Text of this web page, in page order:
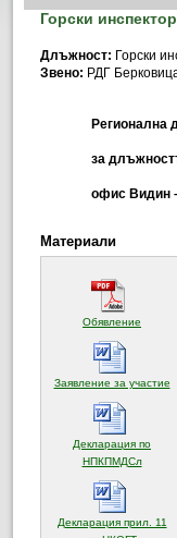
Горски инспектор
Длъжност: Горски
Звено: РДГ
Регионална
за
офис Видин
Материали
Обявление
Заявление за участие
Декларация по
НПКПМДСл
Декларация прил. 11